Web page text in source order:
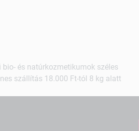
és natúrkozmetikumok széles
szállítás 18.000 Ft-tól 8 kg alatt